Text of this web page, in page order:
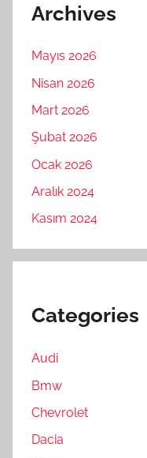
Archives
Mayıs 2026
Nisan 2026
Mart 2026
Şubat 2026
Ocak 2026
Aralık 2024
Kasım 2024
Categories
Audi
Bmw
Chevrolet
Dacia